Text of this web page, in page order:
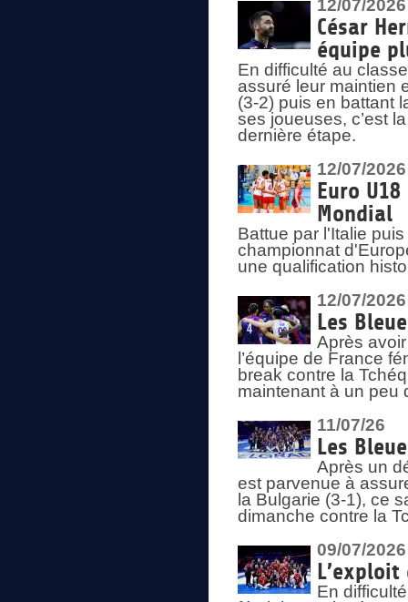
12/07/2026
César
équipe
En difficulté au
assuré leur maintien
(3-2) puis en battant
ses joueuses, c’est
dernière étape.
12/07/2026
Euro
Mondial
Battue par l'Italie
championnat
une qualification
12/07/2026
Les
Après
l’équipe de France
break contre la
maintenant à un peu
11/07/26
Les
Après un
est parvenue à
la Bulgarie (3-1), ce
dimanche contre la
09/07/2026
En